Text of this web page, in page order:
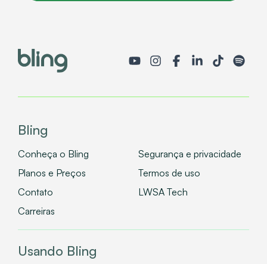
Bling
Conheça o Bling
Planos e Preços
Contato
Carreiras
Segurança e privacidade
Termos de uso
LWSA Tech
Usando Bling